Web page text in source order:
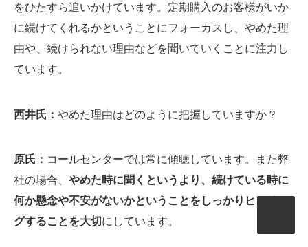
をひたすら追いかけています。定期購入のお客様がいか
に続けてくれるかということにフォーカスし、やめた理
由や、続けられない理由などを聞いていくことに注力し
ています。
西井氏： やめた理由はどのように把握していますか？
原氏： コールセンターでは常に傾聴しています。また弊
社の場合、 やめた時に聞くというより、続けている時に
何か懸念や不安がないかということをしっかりヒアリン
グすることを大切 にしています。